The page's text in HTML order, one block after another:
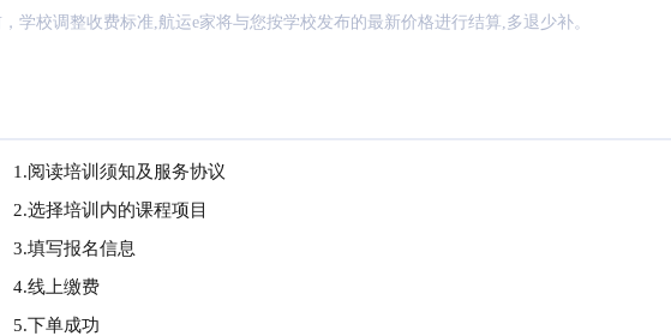
学校调整收费标准,航运e家将与您按学校发布的最新价格进行结算,多退少补。
1.阅读培训须知及服务协议
2.选择培训内的课程项目
3.填写报名信息
4.线上缴费
5.下单成功